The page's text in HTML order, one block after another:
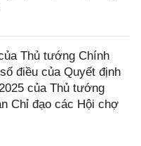
Thủ tướng Chính
điều của Quyết định
của Thủ tướng
Chỉ đạo các Hội chợ